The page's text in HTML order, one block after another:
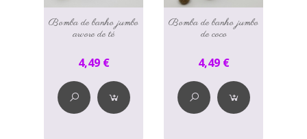
Bomba de banho jumbo
arvore de té
4,49 €
Bomba de banho jumbo
de coco
4,49 €